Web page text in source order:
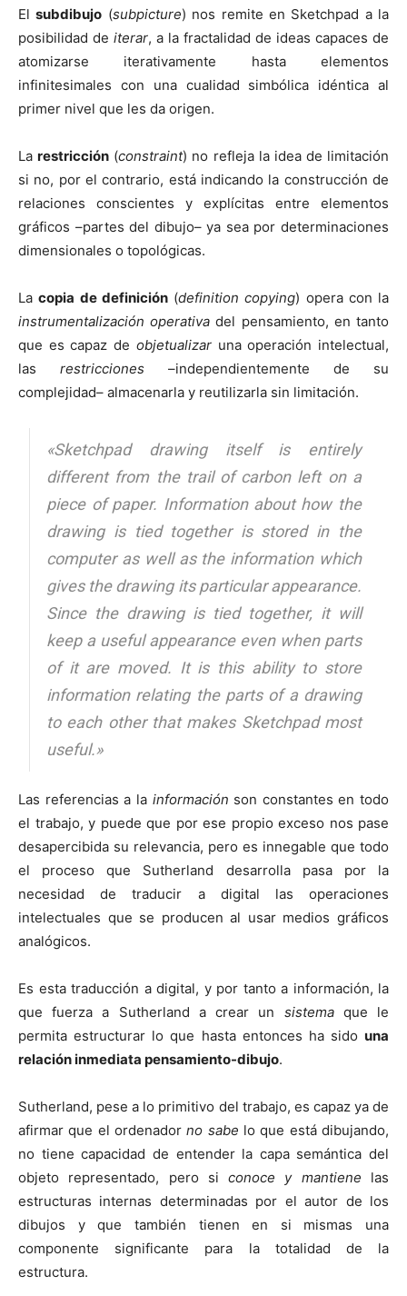
Elsubdibujo (subpicture) nos remite en Sketchpad a la
posibilidad de iterar, a la fractalidad de ideas capaces de
atomizarse iterativamente hasta elementos
infinitesimales con una cualidad simbólica idéntica al
primer nivel que les da origen.
Larestricción (constraint) no refleja la idea de limitación
si no, por el contrario, está indicando la construcción de
relaciones conscientes y explícitas entre elementos
gráficos –partes del dibujo– ya sea por determinaciones
dimensionales o topológicas.
Lacopia de definición(definition copying) opera con la
instrumentalización operativa del pensamiento, en tanto
que es capaz de objetualizaruna operación intelectual,
las restricciones –independientemente de su
complejidad– almacenarla y reutilizarla sin limitación.
«Sketchpad drawing itself is entirely
different from the trail of carbon left on a
piece of paper. Information about how the
drawing is tied together is stored in the
computer as well as the information which
gives the drawing its particular appearance.
Since the drawing is tied together, it will
keep a useful appearance even when parts
of it are moved. It is this ability to store
information relating the parts of a drawing
to each other that makes Sketchpad most
useful.»
Las referencias a la información son constantes en todo
el trabajo, y puede que por ese propio exceso nos pase
desapercibida su relevancia, pero es innegable que todo
el proceso que Sutherland desarrolla pasa por la
necesidad de traducir a digital las operaciones
intelectuales que se producen al usar medios gráficos
analógicos.
Es esta traducción a digital, y por tanto a información, la
que fuerza a Sutherland a crear un sistemaque le
permita estructurar lo que hasta entonces ha sido una
relación inmediata pensamiento-dibujo.
Sutherland, pese a lo primitivo del trabajo, es capaz ya de
afirmar que el ordenadorno sabe lo que está dibujando,
no tiene capacidad de entender la capa semántica del
objeto representado, pero siconoce y mantiene las
estructuras internas determinadas por el autor de los
dibujos y que también tienen en si mismas una
componente significante para la totalidad de la
estructura.